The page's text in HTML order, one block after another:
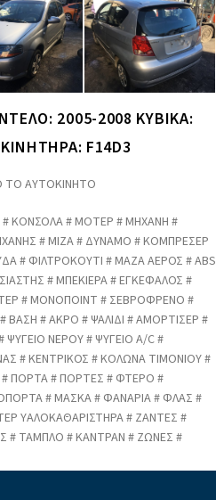
2005-2008 ΚΥΒΙΚΑ:
F14D3
ΤΟ ΑΥΤΟΚΙΝΗΤΟ
ΚΟΝΣΟΛΑ # ΜΟΤΕΡ # ΜΗΧΑΝΗ #
# ΜΙΖΑ # ΔΥΝΑΜΟ # ΚΟΜΠΡΕΣΕΡ
# ΦΙΛΤΡΟΚΟΥΤΙ # ΜΑΖΑ ΑΕΡΟΣ # ABS
# ΜΠΕΚΙΕΡΑ # ΕΓΚΕΦΑΛΟΣ #
# ΜΟΝΟΠΟΙΝΤ # ΣΕΒΡΟΦΡΕΝΟ #
# ΑΚΡΟ # ΨΑΛΙΔΙ # ΑΜΟΡΤΙΣΕΡ #
ΝΕΡΟΥ # ΨΥΓΕΙΟ A/C #
# ΚΕΝΤΡΙΚΟΣ # ΚΟΛΩΝΑ ΤΙΜΟΝΙΟΥ #
# ΠΟΡΤΑ # ΠΟΡΤΕΣ # ΦΤΕΡΟ #
# ΜΑΣΚΑ # ΦΑΝΑΡΙΑ # ΦΛΑΣ #
ΥΑΛΟΚΑΘΑΡΙΣΤΗΡΑ # ΖΑΝΤΕΣ #
# ΤΑΜΠΛΟ # ΚΑΝΤΡΑΝ # ΖΩΝΕΣ #